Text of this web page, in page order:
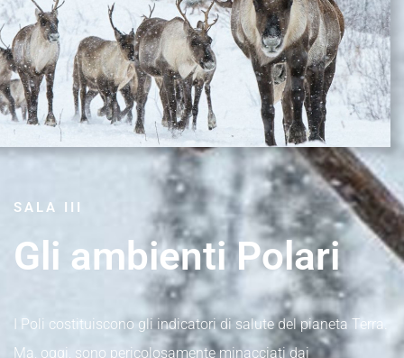
SALA III
Gli ambienti Polari
I Poli costituiscono gli indicatori di salute del pianeta Terra.
Ma, oggi, sono pericolosamente minacciati dai